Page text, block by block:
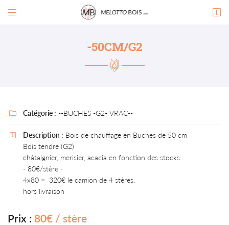
 
Adresse email de réception
En cochant cette case, vous consentez à recevoir nos propositions commerciales à
l'adresse email indiqué ci-dessus. Vous pouvez vous désinscrire à tout moment en utilisant
le formulaire de désinscription
PENSEZ À RÉSERVER VOTRE
TABLE !
-50CM/G2
 Catégorie : --BUCHES -G2- VRAC--
 Description : Bois de chauffage en Buches de 50 cm
Bois tendre (G2)
châtaignier, merisier, acacia en fonction des stocks
- 80€/stère -
4x80 = 320€ le camion de 4 stères.
hors livraison
Prix : 80€ / stère